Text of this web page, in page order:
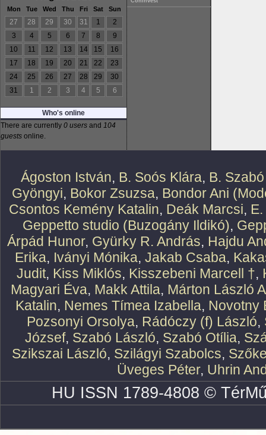
Mon Tue Wed Thu Fri Sat Sun
27 28 29 30 31 1
2
3
4 5 6 7 8
9
10
11 12 13 14 15
16
17
18 19 20 21 22
23
24
25 26 27 28 29
30
31
1 2 3 4 5 6
Who's online
There are currently 0 users and 104
guests online.
Ágoston István, B. Soós Klára, B.
Gyöngyi, Bokor Zsuzsa, Bondor Ani
Csontos Kemény Katalin, Deák Marcsi,
Geppetto studio (Buzogány Ildikó),
Árpád Hunor, Gyürky R. András, Hajdu
Erika, Iványi Mónika, Jakab Csaba,
Judit, Kiss Miklós, Kisszebeni Marcell †,
Magyari Éva, Makk Attila, Márton László
Katalin, Nemes Tímea Izabella, Novotny
Pozsonyi Orsolya, Rádóczy (f) László,
József, Szabó László, Szabó Otília,
Szikszai László, Szilágyi Szabolcs,
Üveges Péter, Uhrin
HU ISSN 1789-4808 ©